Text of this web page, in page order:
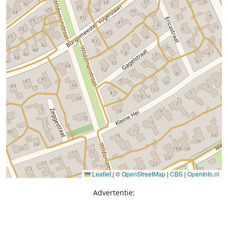
Leaflet | ©OpenStreetMap|CBS |OpenInfo.nl
Advertentie: